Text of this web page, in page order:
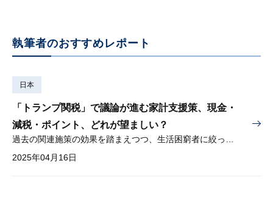
執筆者のおすすめレポート
日本
「トランプ関税」で議論が進む家計支援策、現金・
減税・ポイント、どれが望ましい？
2025年04月16日